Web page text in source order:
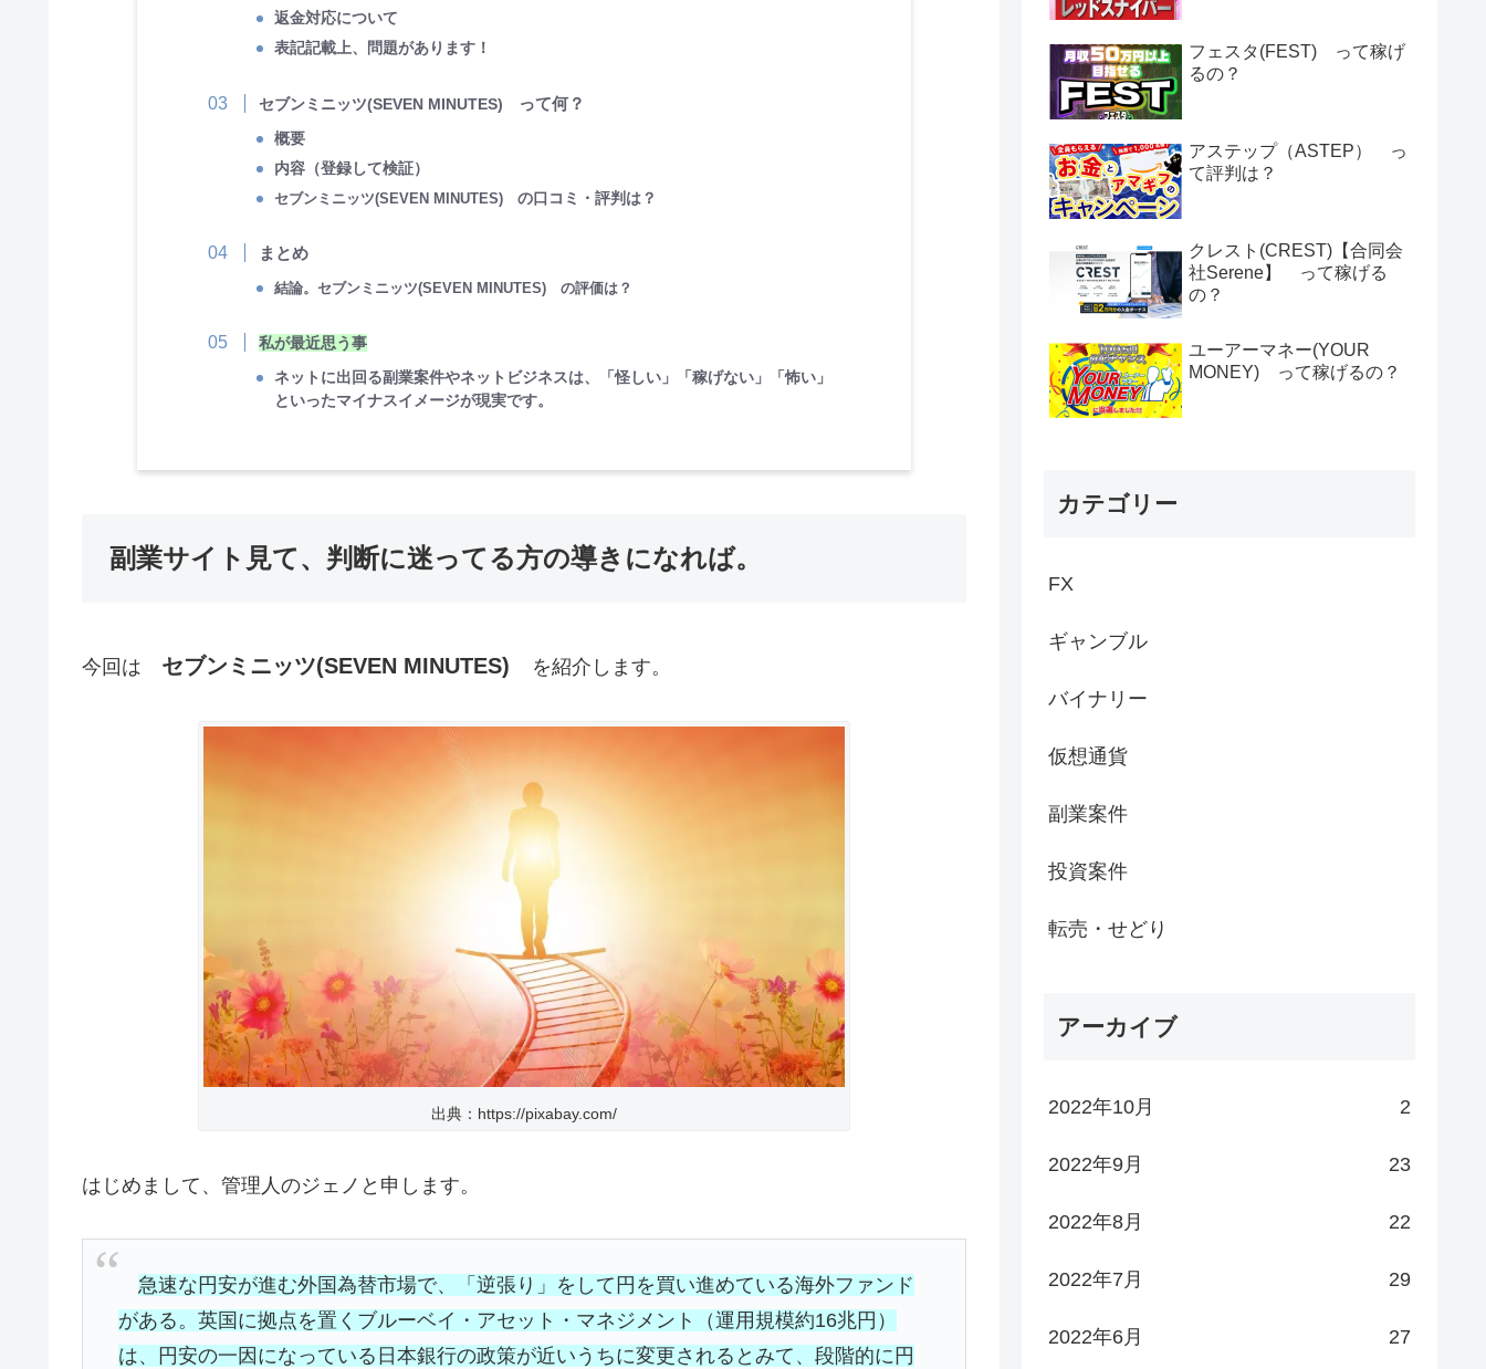
返金対応について
表記記載上、問題があります！
セブンミニッツ(SEVEN MINUTES) って何？
概要
内容（登録して検証）
セブンミニッツ(SEVEN MINUTES) の口コミ・評判は？
まとめ
結論。セブンミニッツ(SEVEN MINUTES) の評価は？
私が最近思う事
ネットに出回る副業案件やネットビジネスは、「怪しい」「稼げない」「怖い」
といったマイナスイメージが現実です。
副業サイト見て、判断に迷ってる方の導きになれば。
今回は セブンミニッツ(SEVEN MINUTES) を紹介します。
出典：https://pixabay.com/
はじめまして、管理人のジェノと申します。
急速な円安が進む外国為替市場で、「逆張り」をして円を買い進めている海外ファンド
がある。英国に拠点を置くブルーベイ・アセット・マネジメント（運用規模約16兆円）
は、円安の一因になっている日本銀行の政策が近いうちに変更されるとみて、段階的に円
フェスタ(FEST) って稼げ
るの？
アステップ（ASTEP） っ
て評判は？
クレスト(CREST)【合同会
社Serene】 って稼げる
の？
ユーアーマネー(YOUR
MONEY) って稼げるの？
カテゴリー
FX
ギャンブル
バイナリー
仮想通貨
副業案件
投資案件
転売・せどり
アーカイブ
2022年10月 2
2022年9月 23
2022年8月 22
2022年7月 29
2022年6月 27